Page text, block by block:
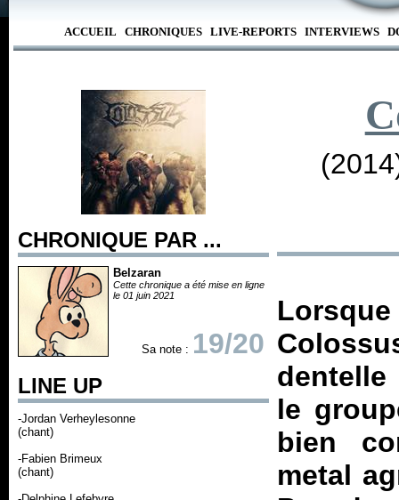
ACCUEIL CHRONIQUES LIVE-REPORTS INTERVIEWS
CHRONIQUE PAR ...
Belzaran
Cette chronique a été mise en ligne
le 01 juin 2021
Sa note : 19/20
LINE UP
-Jordan Verheylesonne
(chant)
-Fabien Brimeux
(chant)
le
bien
metal